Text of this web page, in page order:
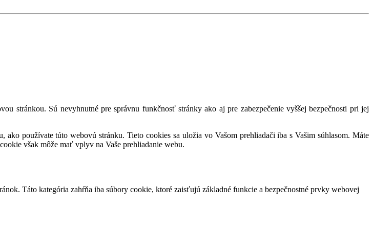
stránkou. Sú nevyhnutné pre správnu funkčnosť stránky ako aj pre zabezpečenie vyššej bezpečnosti pri jej
používate túto webovú stránku. Tieto cookies sa uložia vo Vašom prehliadači iba s Vašim súhlasom. Máte
však môže mať vplyv na Vaše prehliadanie webu.
Táto kategória zahŕňa iba súbory cookie, ktoré zaisťujú základné funkcie a bezpečnostné prvky webovej